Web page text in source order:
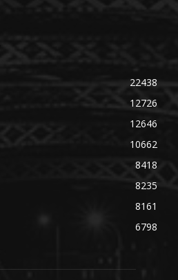
22438
12726
12646
10662
8418
8235
8161
6798